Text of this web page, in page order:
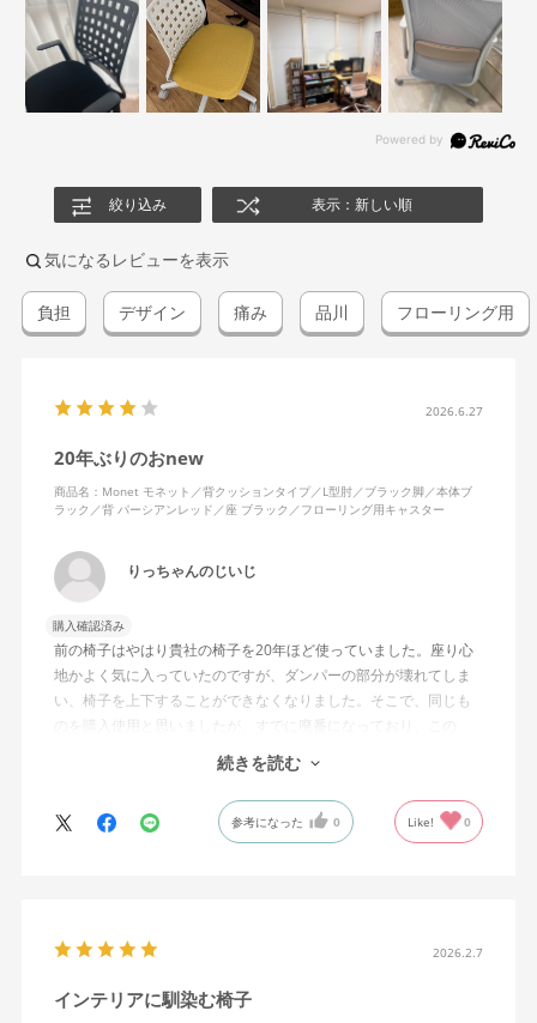
絞り込み 表示：新しい順
気になるレビューを表示
負担 デザイン 痛み 品川 フローリング用
2026.6.27
20年ぶりのおnew
商品名：Monet モネット／背クッションタイプ／L型肘／ブラック脚／本体ブ
ラック／背 パーシアンレッド／座 ブラック／フローリング用キャスター
りっちゃんのじいじ
購入確認済み
前の椅子はやはり貴社の椅子を20年ほど使っていました。座り心
地かよく気に入っていたのですが、ダンパーの部分が壊れてしま
い、椅子を上下することができなくなりました。そこで、同じも
のを購入使用と思いましたが、すでに廃番になっており、この
MonEtを購入しました。やや固めの椅子ですが、使っているうち
になじんでくるのではと思っています。フローリング床で使って
いますが、ややキャスターがよく動きすぎるのが難点でしょう
か。
続きを読む
参考になった 0 Like! 0
2026.2.7
インテリアに馴染む椅子